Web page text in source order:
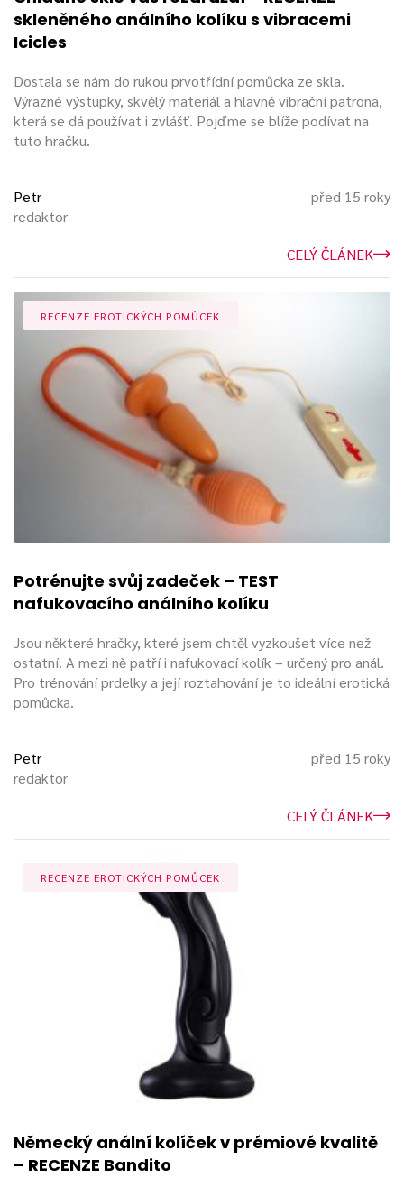
skleněného análního kolíku s vibracemi
Icicles
Dostala se nám do rukou prvotřídní pomůcka ze skla.
Výrazné výstupky, skvělý materiál a hlavně vibrační patrona,
která se dá používat i zvlášť. Pojďme se blíže podívat na
tuto hračku.
Petr
redaktor
před 15 roky
CELÝ ČLÁNEK
RECENZE EROTICKÝCH POMŮCEK
Potrénujte svůj zadeček – TEST
nafukovacího análního kolíku
Jsou některé hračky, které jsem chtěl vyzkoušet více než
ostatní. A mezi ně patří i nafukovací kolík – určený pro anál.
Pro trénování prdelky a její roztahování je to ideální erotická
pomůcka.
Petr
redaktor
před 15 roky
CELÝ ČLÁNEK
RECENZE EROTICKÝCH POMŮCEK
Německý anální kolíček v prémiové kvalitě
– RECENZE Bandito